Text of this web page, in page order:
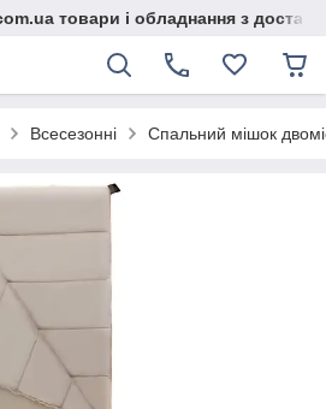
товари і обладнання з
Всесезонні Спальний мішок